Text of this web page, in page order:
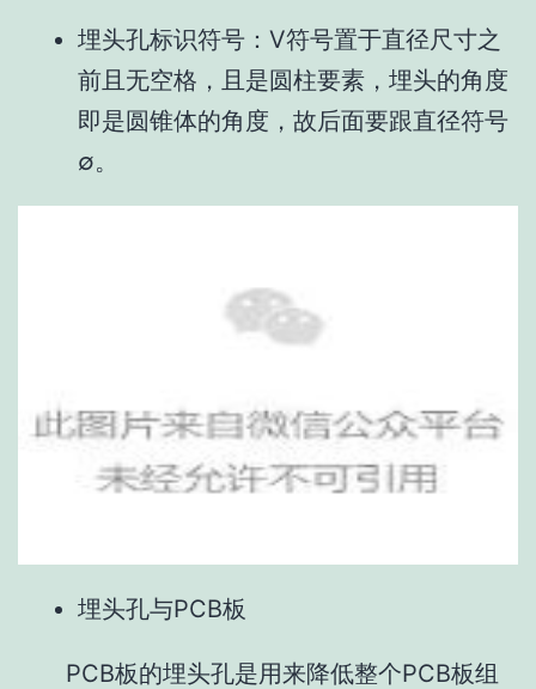
埋头孔标识符号：V符号置于直径尺寸之
前且无空格，且是圆柱要素，埋头的角度
即是圆锥体的角度，故后面要跟直径符号
∅。
埋头孔与PCB板
PCB板的埋头孔是用来降低整个PCB板组